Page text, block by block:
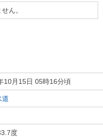
ん。
10月15日 05時16分頃
道
度